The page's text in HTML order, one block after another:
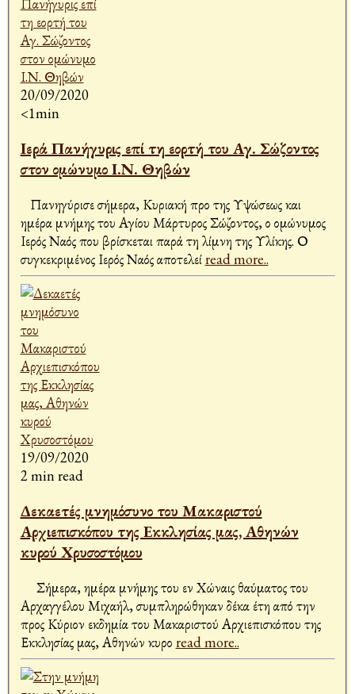
20/09/2020
<1min
Ιερά Πανήγυρις επί τη εορτή του Αγ. Σώζοντος
στον ομώνυμο Ι.Ν. Θηβών
Πανηγύρισε σήμερα, Κυριακή προ της Υψώσεως και
ημέρα μνήμης του Αγίου Μάρτυρος Σώζοντος, ο ομώνυμος
Ιερός Ναός που βρίσκεται παρά τη λίμνη της Υλίκης. Ο
συγκεκριμένος Ιερός Ναός αποτελείread more..
19/09/2020
2 min read
Δεκαετές μνημόσυνο του Μακαριστού
Αρχιεπισκόπου της Εκκλησίας μας, Αθηνών
κυρού Χρυσοστόμου
Αρχαγγέλου Μιχαήλ, συμπληρώθηκαν δέκα έτη από την
προς Κύριον εκδημία του Μακαριστού Αρχιεπισκόπου της
Εκκλησίας μας, Αθηνών κυρο read more..